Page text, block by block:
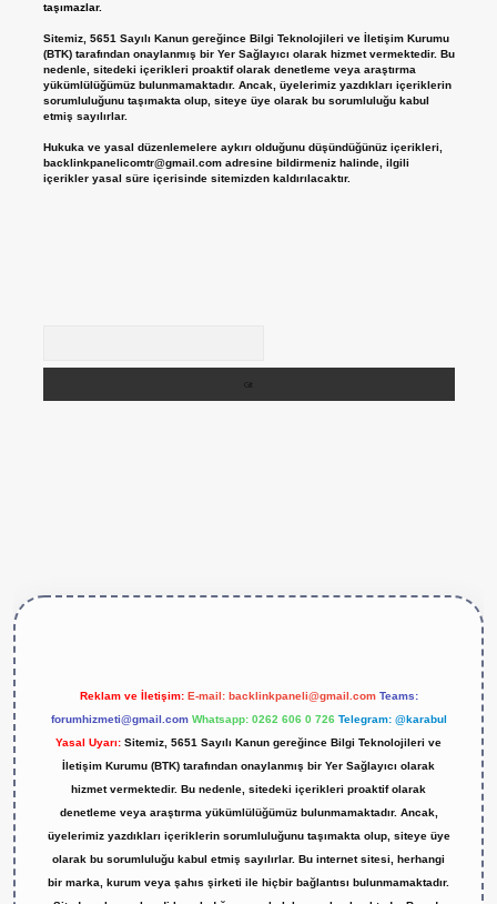
taşımazlar.
Sitemiz, 5651 Sayılı Kanun gereğince Bilgi Teknolojileri ve İletişim Kurumu
(BTK) tarafından onaylanmış bir Yer Sağlayıcı olarak hizmet vermektedir. Bu
nedenle, sitedeki içerikleri proaktif olarak denetleme veya araştırma
yükümlülüğümüz bulunmamaktadır. Ancak, üyelerimiz yazdıkları içeriklerin
sorumluluğunu taşımakta olup, siteye üye olarak bu sorumluluğu kabul
etmiş sayılırlar.
Hukuka ve yasal düzenlemelere aykırı olduğunu düşündüğünüz içerikleri,
backlinkpanelicomtr@gmail.comadresine bildirmeniz halinde, ilgili
içerikler yasal süre içerisinde sitemizden kaldırılacaktır.
Reklam ve İletişim: E-mail: backlinkpaneli@gmail.com Teams:
forumhizmeti@gmail.com Whatsapp: 0262 606 0 726 Telegram: @karabul
Yasal Uyarı: Sitemiz, 5651 Sayılı Kanun gereğince Bilgi Teknolojileri ve
İletişim Kurumu (BTK) tarafından onaylanmış bir Yer Sağlayıcı olarak
hizmet vermektedir. Bu nedenle, sitedeki içerikleri proaktif olarak
denetleme veya araştırma yükümlülüğümüz bulunmamaktadır. Ancak,
üyelerimiz yazdıkları içeriklerin sorumluluğunu taşımakta olup, siteye üye
olarak bu sorumluluğu kabul etmiş sayılırlar. Bu internet sitesi, herhangi
bir marka, kurum veya şahıs şirketi ile hiçbir bağlantısı bulunmamaktadır.